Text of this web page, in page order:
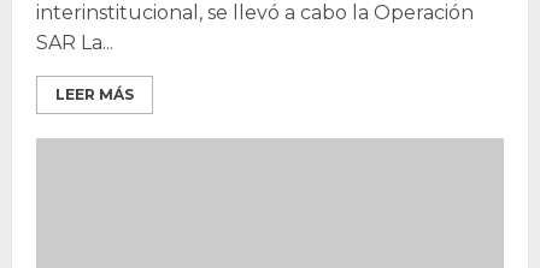
interinstitucional, se llevó a cabo la Operación
SAR La...
LEER MÁS